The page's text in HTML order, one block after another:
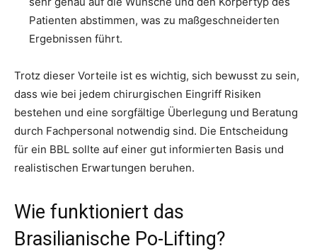
Patienten abstimmen, was zu maßgeschneiderten
Ergebnissen führt.
Trotz dieser Vorteile ist es wichtig, sich bewusst zu sein,
dass wie bei jedem chirurgischen Eingriff Risiken
bestehen und eine sorgfältige Überlegung und Beratung
durch Fachpersonal notwendig sind. Die Entscheidung
für ein BBL sollte auf einer gut informierten Basis und
realistischen Erwartungen beruhen.
Wie funktioniert das
Brasilianische Po-Lifting?